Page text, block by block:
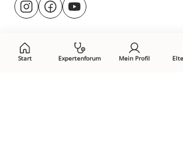
Start Expertenforum Mein Profil
uns@rund.ums.baby
facebook.com/rundumsbaby.de
youtube.com/